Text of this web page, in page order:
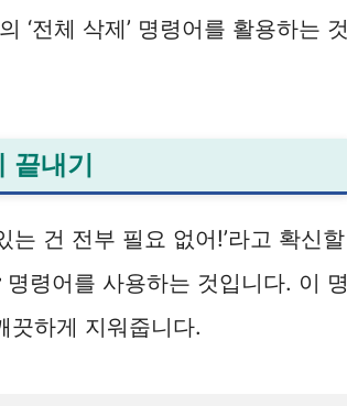
‘전체 삭제’ 명령어를 활용하는 것
내기
는 건 전부 필요 없어!’라고 확신할
명령어를 사용하는 것입니다. 이 명
끗하게 지워줍니다.